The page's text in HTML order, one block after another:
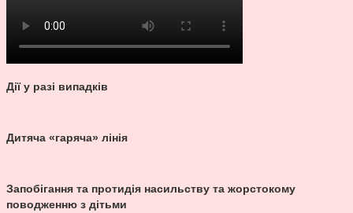
Дії у разі випадків
Дитяча «гаряча» лінія
Запобігання та протидія насильству та жорстокому
поводженню з дітьми